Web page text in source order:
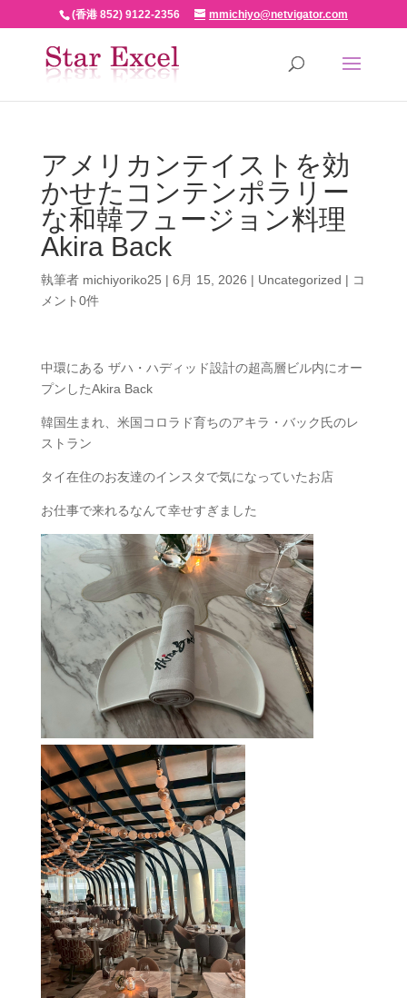
(香港 852) 9122-2356 mmichiyo@netvigator.com
アメリカンテイストを効
かせたコンテンポラリー
な和韓フュージョン料理
Akira Back
執筆者 michiyoriko25 | 6月 15, 2026 | Uncategorized | コ
メント0件
中環にある ザハ・ハディッド設計の超高層ビル内にオー
プンしたAkira Back
韓国生まれ、米国コロラド育ちのアキラ・バック氏のレ
ストラン
タイ在住のお友達のインスタで気になっていたお店
お仕事で来れるなんて幸せすぎました